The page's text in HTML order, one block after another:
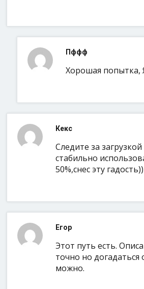
Пффф
Хорошая попытка,
Кекс
Следите за
стабильно
50%,снес эту гадость))
Егор
Этот путь есть.
точно но догадаться
можно.